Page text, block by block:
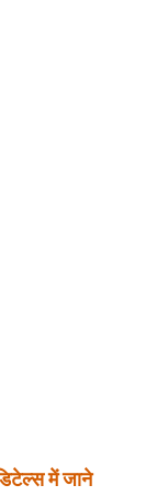
में जाने